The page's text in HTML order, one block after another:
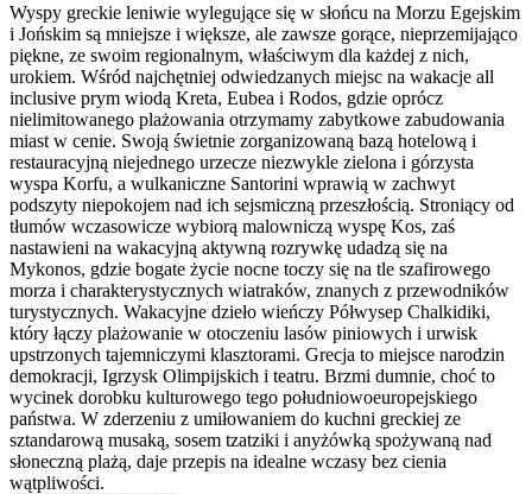
Wyspy greckie leniwie wylegujące się w słońcu na Morzu Egejskim
i Jońskim są mniejsze i większe, ale zawsze gorące, nieprzemijająco
piękne, ze swoim regionalnym, właściwym dla każdej z nich,
urokiem. Wśród najchętniej odwiedzanych miejsc na wakacje all
inclusive prym wiodą Kreta, Eubea i Rodos, gdzie oprócz
nielimitowanego plażowania otrzymamy zabytkowe zabudowania
miast w cenie. Swoją świetnie zorganizowaną bazą hotelową i
restauracyjną niejednego urzecze niezwykle zielona i górzysta
wyspa Korfu, a wulkaniczne Santorini wprawią w zachwyt
podszyty niepokojem nad ich sejsmiczną przeszłością. Stroniący od
tłumów wczasowicze wybiorą malowniczą wyspę Kos, zaś
nastawieni na wakacyjną aktywną rozrywkę udadzą się na
Mykonos, gdzie bogate życie nocne toczy się na tle szafirowego
morza i charakterystycznych wiatraków, znanych z przewodników
turystycznych. Wakacyjne dzieło wieńczy Półwysep Chalkidiki,
który łączy plażowanie w otoczeniu lasów piniowych i urwisk
upstrzonych tajemniczymi klasztorami. Grecja to miejsce narodzin
demokracji, Igrzysk Olimpijskich i teatru. Brzmi dumnie, choć to
wycinek dorobku kulturowego tego południowoeuropejskiego
państwa. W zderzeniu z umiłowaniem do kuchni greckiej ze
sztandarową musaką, sosem tzatziki i anyżówką spożywaną nad
słoneczną plażą, daje przepis na idealne wczasy bez cienia
wątpliwości.